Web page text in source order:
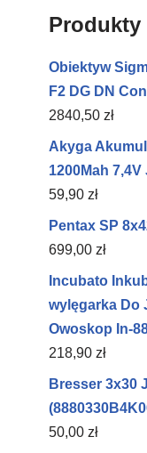
Produkty
Obiektyw
F2 DG DN
2840,50 zł
Akyga
1200Mah
59,90 zł
Pentax SP
699,00 zł
Incubato
wylęgarka Do
Owoskop In-
218,90 zł
Bresser 3x30
50,00 zł